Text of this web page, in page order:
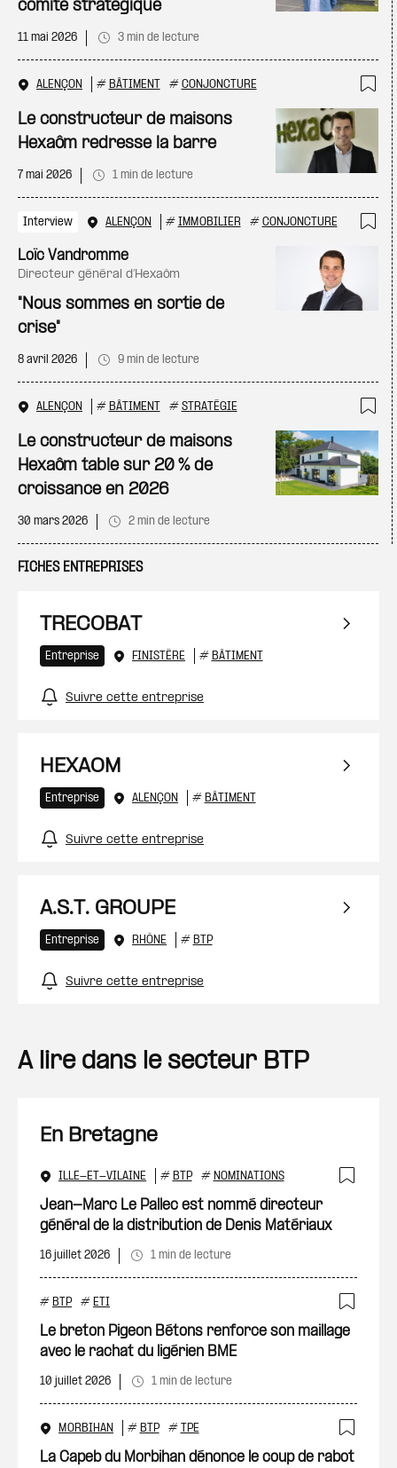
comité stratégique
11 mai 2026 3 min de lecture
ALENÇON # BÂTIMENT # CONJONCTURE
Le constructeur de maisons
Hexaôm redresse la barre
7 mai 2026 1 min de lecture
Interview ALENÇON # IMMOBILIER # CONJONCTURE
Loïc Vandromme
directeur général d’Hexaôm
"Nous sommes en sortie de
crise"
8 avril 2026 9 min de lecture
ALENÇON # BÂTIMENT # STRATÉGIE
Le constructeur de maisons
Hexaôm table sur 20 % de
croissance en 2026
30 mars 2026 2 min de lecture
FICHES ENTREPRISES
TRECOBAT
Entreprise FINISTÈRE # BÂTIMENT
Suivre cette entreprise
HEXAOM
Entreprise ALENÇON # BÂTIMENT
Suivre cette entreprise
A.S.T. GROUPE
Entreprise RHÔNE # BTP
Suivre cette entreprise
A lire dans le secteur BTP
En Bretagne
ILLE-ET-VILAINE # BTP # NOMINATIONS
Jean-Marc Le Pallec est nommé directeur
général de la distribution de Denis Matériaux
16 juillet 2026 1 min de lecture
# BTP # ETI
Le breton Pigeon Bétons renforce son maillage
avec le rachat du ligérien BME
10 juillet 2026 1 min de lecture
MORBIHAN # BTP # TPE
La Capeb du Morbihan dénonce le coup de rabot